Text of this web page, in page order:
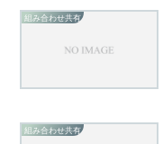
組み合わせ共有
組み合わせ共有